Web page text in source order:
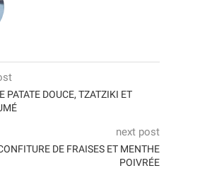
PATATE DOUCE, TZATZIKI ET
next post
DE FRAISES ET MENTHE
POIVRÉE